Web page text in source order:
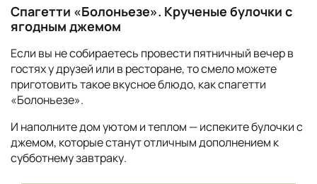
Спагетти «Болоньезе». Крученые булочки с
ягодным джемом
Если вы не собираетесь провести пятничный вечер в
гостях у друзей или в ресторане, то смело можете
приготовить такое вкусное блюдо, как спагетти
«Болоньезе».
И наполните дом уютом и теплом — испеките булочки с
джемом, которые станут отличным дополнением к
субботнему завтраку.